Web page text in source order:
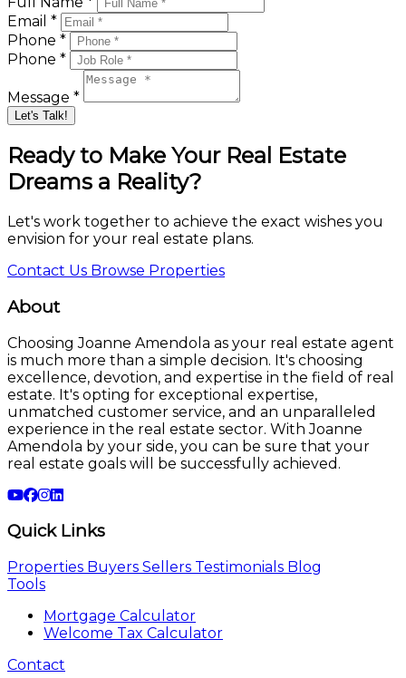
Email *
Phone *
Phone *
Message *
Let's Talk!
Ready to Make Your Real Estate
Dreams a Reality?
Let's work together to achieve the exact wishes you
envision for your real estate plans.
Contact Us Browse Properties
About
Choosing Joanne Amendola as your real estate agent
is much more than a simple decision. It's choosing
excellence, devotion, and expertise in the field of real
estate. It's opting for exceptional expertise,
unmatched customer service, and an unparalleled
experience in the real estate sector. With Joanne
Amendola by your side, you can be sure that your
real estate goals will be successfully achieved.
Quick Links
Properties Buyers Sellers Testimonials Blog
Tools
Mortgage Calculator
Welcome Tax Calculator
Contact